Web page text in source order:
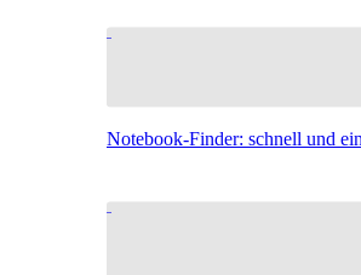
Notebook-Finder: schnell und